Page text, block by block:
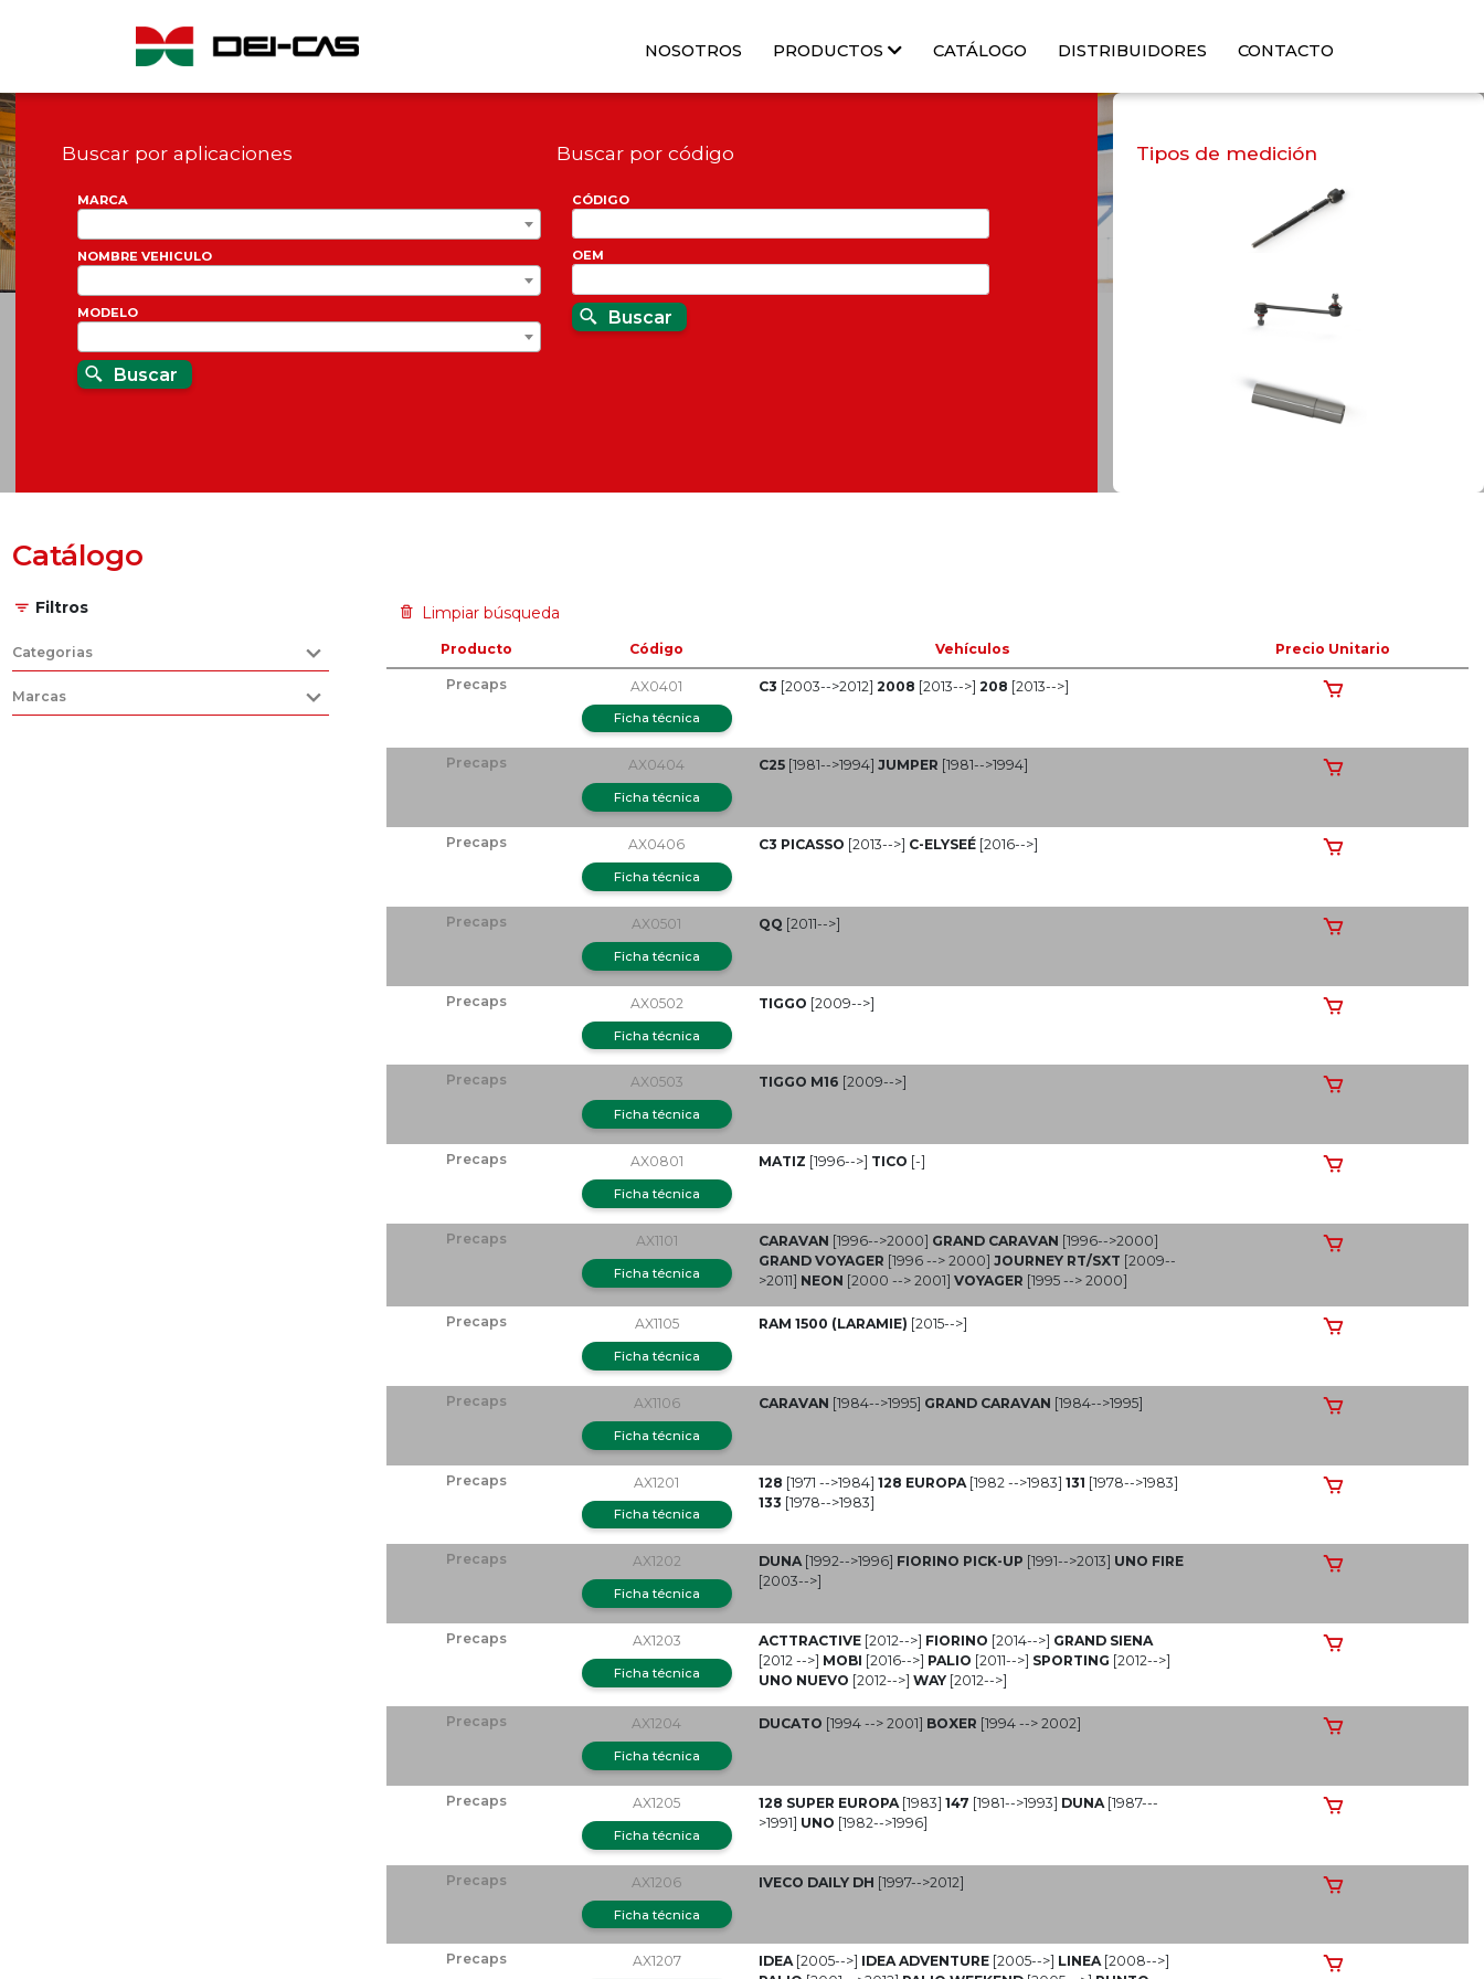
NOSOTROS PRODUCTOS CATÁLOGO DISTRIBUIDORES CONTACTO
Buscar por aplicaciones
MARCA
NOMBRE VEHICULO
MODELO
Buscar
Buscar por código
CÓDIGO
OEM
Buscar
Tipos de medición
Catálogo
Filtros
Categorias
Marcas
Limpiar búsqueda
Producto Código Vehículos Precio Unitario
Precaps AX0401
Ficha técnica
C3 [2003-->2012]2008 [2013-->]208 [2013-->]
Precaps AX0404
Ficha técnica
C25 [1981-->1994]JUMPER [1981-->1994]
Precaps AX0406
Ficha técnica
C3 PICASSO [2013-->] C-ELYSEÉ [2016-->]
Precaps AX0501
Ficha técnica
QQ [2011-->]
Precaps AX0502
Ficha técnica
TIGGO [2009-->]
Precaps AX0503
Ficha técnica
TIGGO M16 [2009-->]
Precaps AX0801
Ficha técnica
MATIZ [1996-->] TICO [-]
Precaps AX1101
Ficha técnica
CARAVAN [1996-->2000] GRAND CARAVAN [1996-->2000]
GRAND VOYAGER [1996 --> 2000]JOURNEY RT/SXT [2009--
>2011] NEON [2000 --> 2001]VOYAGER [1995 --> 2000]
Precaps AX1105
Ficha técnica
RAM 1500 (LARAMIE) [2015-->]
Precaps AX1106
Ficha técnica
CARAVAN [1984-->1995] GRAND CARAVAN [1984-->1995]
Precaps AX1201
Ficha técnica
128 [1971 -->1984]128 EUROPA [1982 -->1983]131 [1978-->1983]
133 [1978-->1983]
Precaps AX1202
Ficha técnica
DUNA[1992-->1996] FIORINO PICK-UP [1991-->2013] UNO FIRE
[2003-->]
Precaps AX1203
Ficha técnica
ACTTRACTIVE [2012-->] FIORINO [2014-->] GRAND SIENA
[2012 -->] MOBI [2016-->] PALIO [2011-->] SPORTING [2012-->]
UNO NUEVO [2012-->]WAY [2012-->]
Precaps AX1204
Ficha técnica
DUCATO [1994 --> 2001] BOXER [1994 --> 2002]
Precaps AX1205
Ficha técnica
128 SUPER EUROPA [1983]147 [1981-->1993] DUNA [1987---
>1991] UNO [1982-->1996]
Precaps AX1206
Ficha técnica
IVECO DAILY DH [1997-->2012]
Precaps AX1207 IDEA[2005-->] IDEA ADVENTURE [2005-->] LINEA[2008-->]